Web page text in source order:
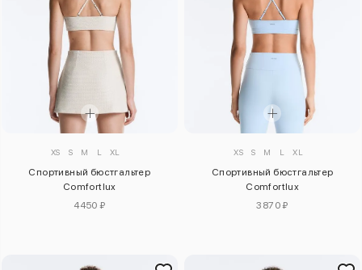
XS S M L XL
Спортивный бюстгальтер
Comfortlux
4450 ₽
XS S M L XL
Спортивный бюстгальтер
Comfortlux
3870 ₽